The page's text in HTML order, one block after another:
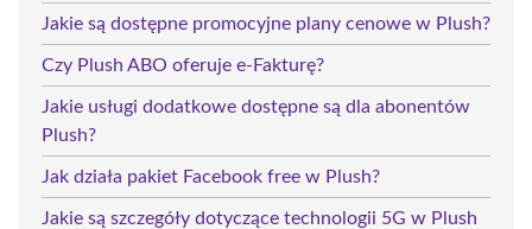
Jakie są dostępne promocyjne plany cenowe w Plush?
Czy Plush ABO oferuje e-Fakturę?
Jakie usługi dodatkowe dostępne są dla abonentów
Plush?
Jak działa pakiet Facebook free w Plush?
Jakie są szczegóły dotyczące technologii 5G w Plush